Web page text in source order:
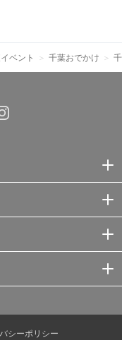
ベント 千葉おでかけ
シーポリシー